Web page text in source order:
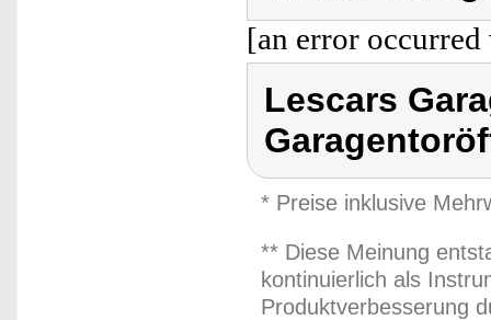
[an error
Lescars
* Preise inklusive
** Diese Meinung
kontinuierlich als
Produktverbesserung